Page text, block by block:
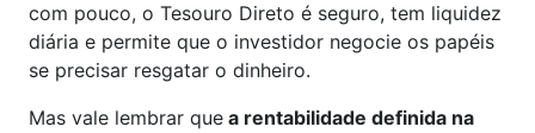
com pouco, o Tesouro Direto é seguro, tem liquidez
diária e permite que o investidor negocie os papéis
se precisar resgatar o dinheiro.
Mas vale lembrar que a rentabilidade definida na